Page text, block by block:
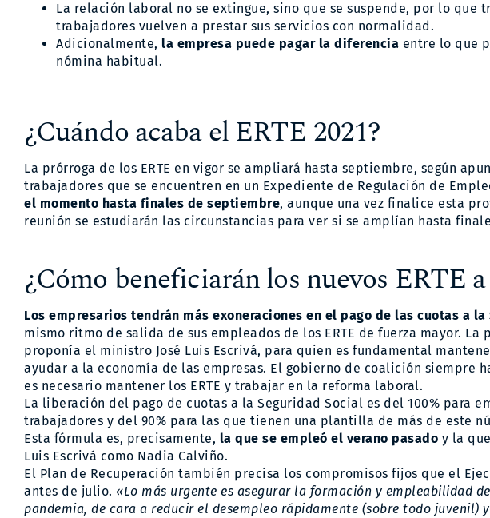
La relación laboral no se extingue, sino que se suspende, por lo que
trabajadores vuelven a prestar sus servicios con normalidad.
Adicionalmente, la empresa puede pagar la diferencia entre lo que
nómina habitual.
¿Cuándo acaba el ERTE 2021?
La prórroga de los ERTE en vigor se ampliará hasta septiembre, según
trabajadores que se encuentren en un Expediente de Regulación de
el momento hasta finales de septiembre, aunque una vez finalice esta
reunión se estudiarán las circunstancias para ver si se amplían hasta
¿Cómo beneficiarán los nuevos ERTE
Los empresarios tendrán más exoneraciones en el pago de las cuotas a
mismo ritmo de salida de sus empleados de los ERTE de fuerza mayor.
proponía el ministro José Luis Escrivá, para quien es fundamental
ayudar a la economía de las empresas. El gobierno de coalición siempre
es necesario mantener los ERTE y trabajar en la reforma laboral.
La liberación del pago de cuotas a la Seguridad Social es del 100% para
trabajadores y del 90% para las que tienen una plantilla de más de este
Esta fórmula es, precisamente, la que se empleó el verano pasado y la
Luis Escrivá como Nadia Calviño.
El Plan de Recuperación también precisa los compromisos fijos que el
antes de julio. «Lo más urgente es asegurar la formación y empleabilidad
pandemia, de cara a reducir el desempleo rápidamente (sobre todo